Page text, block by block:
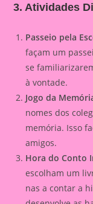
3. Atividades
Passeio pela
façam um
se
à vontade.
Jogo da
nomes dos
memória. Isso
amigos.
Hora do Conto
escolham um
nas a contar a